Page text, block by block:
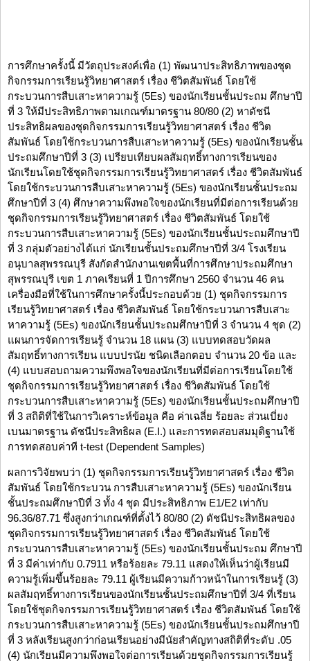
การศึกษาครั้งนี้ มีวัตถุประสงค์เพื่อ (1) พัฒนาประสิทธิภาพของชุด
กิจกรรมการเรียนรู้วิทยาศาสตร์ เรื่อง ชีวิตสัมพันธ์ โดยใช้
กระบวนการสืบเสาะหาความรู้ (5Es) ของนักเรียนชั้นประถม ศึกษาปี
ที่ 3 ให้มีประสิทธิภาพตามเกณฑ์มาตรฐาน 80/80 (2) หาดัชนี
ประสิทธิผลของชุดกิจกรรมการเรียนรู้วิทยาศาสตร์ เรื่อง ชีวิต
สัมพันธ์ โดยใช้กระบวนการสืบเสาะหาความรู้ (5Es) ของนักเรียนชั้น
ประถมศึกษาปีที่ 3 (3) เปรียบเทียบผลสัมฤทธิ์ทางการเรียนของ
นักเรียนโดยใช้ชุดกิจกรรมการเรียนรู้วิทยาศาสตร์ เรื่อง ชีวิตสัมพันธ์
โดยใช้กระบวนการสืบเสาะหาความรู้ (5Es) ของนักเรียนชั้นประถม
ศึกษาปีที่ 3 (4) ศึกษาความพึงพอใจของนักเรียนที่มีต่อการเรียนด้วย
ชุดกิจกรรมการเรียนรู้วิทยาศาสตร์ เรื่อง ชีวิตสัมพันธ์ โดยใช้
กระบวนการสืบเสาะหาความรู้ (5Es) ของนักเรียนชั้นประถมศึกษาปี
ที่ 3 กลุ่มตัวอย่างได้แก่ นักเรียนชั้นประถมศึกษาปีที่ 3/4 โรงเรียน
อนุบาลสุพรรณบุรี สังกัดสำนักงานเขตพื้นที่การศึกษาประถมศึกษา
สุพรรณบุรี เขต 1 ภาคเรียนที่ 1 ปีการศึกษา 2560 จำนวน 46 คน
เครื่องมือที่ใช้ในการศึกษาครั้งนี้ประกอบด้วย (1) ชุดกิจกรรมการ
เรียนรู้วิทยาศาสตร์ เรื่อง ชีวิตสัมพันธ์ โดยใช้กระบวนการสืบเสาะ
หาความรู้ (5Es) ของนักเรียนชั้นประถมศึกษาปีที่ 3 จำนวน 4 ชุด (2)
แผนการจัดการเรียนรู้ จำนวน 18 แผน (3) แบบทดสอบวัดผล
สัมฤทธิ์ทางการเรียน แบบปรนัย ชนิดเลือกตอบ จำนวน 20 ข้อ และ
(4) แบบสอบถามความพึงพอใจของนักเรียนที่มีต่อการเรียนโดยใช้
ชุดกิจกรรมการเรียนรู้วิทยาศาสตร์ เรื่อง ชีวิตสัมพันธ์ โดยใช้
กระบวนการสืบเสาะหาความรู้ (5Es) ของนักเรียนชั้นประถมศึกษาปี
ที่ 3 สถิติที่ใช้ในการวิเคราะห์ข้อมูล คือ ค่าเฉลี่ย ร้อยละ ส่วนเบี่ยง
เบนมาตรฐาน ดัชนีประสิทธิผล (E.I.) และการทดสอบสมมุติฐานใช้
การทดสอบค่าที t-test (Dependent Samples)
ผลการวิจัยพบว่า (1) ชุดกิจกรรมการเรียนรู้วิทยาศาสตร์ เรื่อง ชีวิต
สัมพันธ์ โดยใช้กระบวน การสืบเสาะหาความรู้ (5Es) ของนักเรียน
ชั้นประถมศึกษาปีที่ 3 ทั้ง 4 ชุด มีประสิทธิภาพ E1/E2 เท่ากับ
96.36/87.71 ซึ่งสูงกว่าเกณฑ์ที่ตั้งไว้ 80/80 (2) ดัชนีประสิทธิผลของ
ชุดกิจกรรมการเรียนรู้วิทยาศาสตร์ เรื่อง ชีวิตสัมพันธ์ โดยใช้
กระบวนการสืบเสาะหาความรู้ (5Es) ของนักเรียนชั้นประถม ศึกษาปี
ที่ 3 มีค่าเท่ากับ 0.7911 หรือร้อยละ 79.11 แสดงให้เห็นว่าผู้เรียนมี
ความรู้เพิ่มขึ้นร้อยละ 79.11 ผู้เรียนมีความก้าวหน้าในการเรียนรู้ (3)
ผลสัมฤทธิ์ทางการเรียนของนักเรียนชั้นประถมศึกษาปีที่ 3/4 ที่เรียน
โดยใช้ชุดกิจกรรมการเรียนรู้วิทยาศาสตร์ เรื่อง ชีวิตสัมพันธ์ โดยใช้
กระบวนการสืบเสาะหาความรู้ (5Es) ของนักเรียนชั้นประถมศึกษาปี
ที่ 3 หลังเรียนสูงกว่าก่อนเรียนอย่างมีนัยสำคัญทางสถิติที่ระดับ .05
(4) นักเรียนมีความพึงพอใจต่อการเรียนด้วยชุดกิจกรรมการเรียนรู้